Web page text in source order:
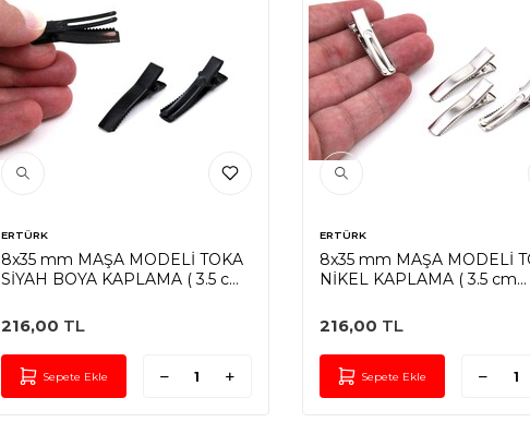
ERTÜRK
8x35 mm MAŞA MODELİ TOKA
SİYAH BOYA KAPLAMA ( 3.5 cm
216,00 TL
Sepete Ekle
ERTÜRK
8x35 mm MAŞA MODELİ
NİKEL KAPLAMA ( 3.5 cm
216,00 TL
Sepete Ekle